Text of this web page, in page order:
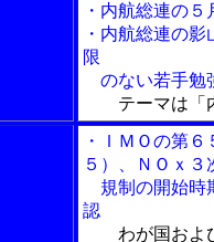
・内航総連の
・内航総連の
限
のない若手勉
テーマは「
・ＩＭＯの第
５）、ＮＯｘ３
規制の開始時
認
わが国およ